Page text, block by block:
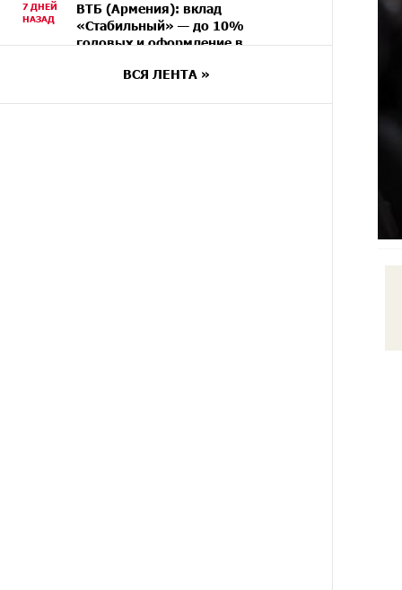
7 ДНЕЙ
НАЗАД
ВТБ (Армения): вклад
«Стабильный» — до 10%
годовых и оформление в
7 ДНЕЙ
Платформа Rate.Trading на
ВСЯ ЛЕНТА »